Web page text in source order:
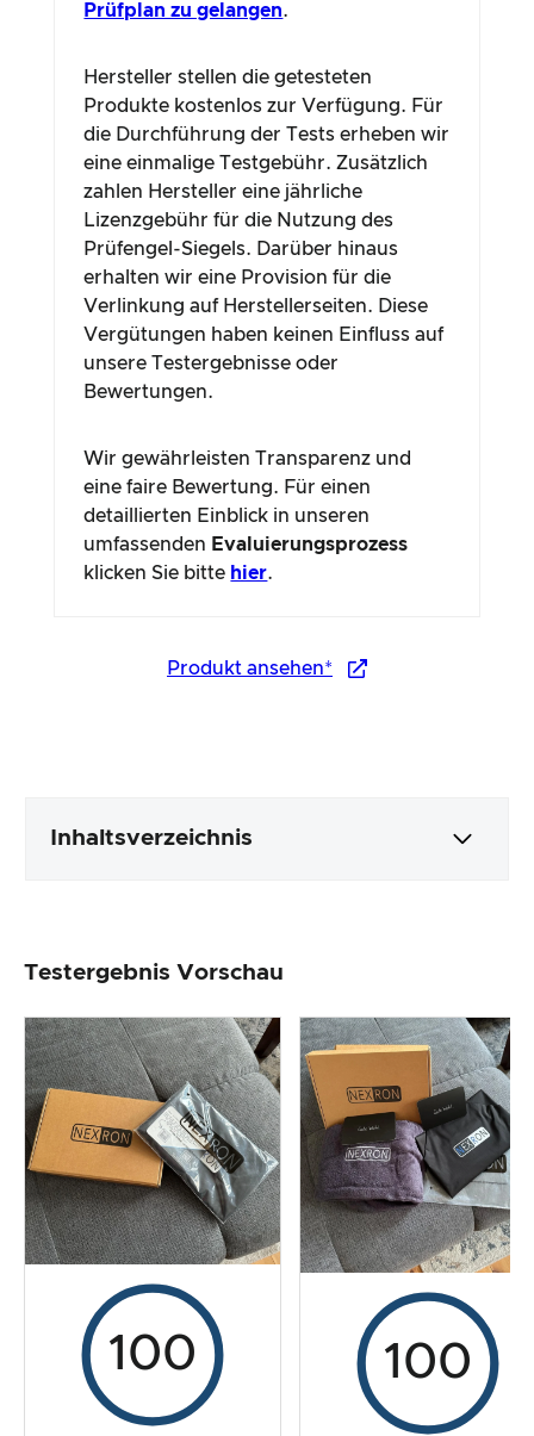
Prüfplan zu gelangen.
Hersteller stellen die getesteten
Produkte kostenlos zur Verfügung. Für
die Durchführung der Tests erheben wir
eine einmalige Testgebühr. Zusätzlich
zahlen Hersteller eine jährliche
Lizenzgebühr für die Nutzung des
Prüfengel-Siegels. Darüber hinaus
erhalten wir eine Provision für die
Verlinkung auf Herstellerseiten. Diese
Vergütungen haben keinen Einfluss auf
unsere Testergebnisse oder
Bewertungen.
Wir gewährleisten Transparenz und
eine faire Bewertung. Für einen
detaillierten Einblick in unseren
umfassenden Evaluierungsprozess
klicken Sie bitte hier.
Produkt ansehen*
Inhaltsverzeichnis
Produktverarbeitung & Erscheinungsbild
Der Praxistest
Preis-/ Leistungsverhältnis
Gesamtergebnis
Testergebnis Vorschau
100 100